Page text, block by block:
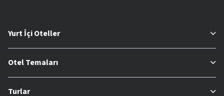
Yurt İçi Oteller
Otel Temaları
Turlar